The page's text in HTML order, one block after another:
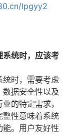
lpgyy2
系统时，应该考
统时，需要考虑
据安全性以及
的特定需求，
整性意味着系统
。用户友好性